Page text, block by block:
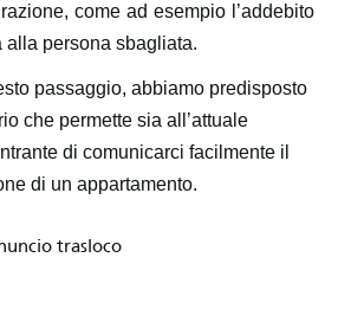
come ad esempio l’addebito
alla persona sbagliata.
passaggio, abbiamo predisposto
che permette sia all’attuale
di comunicarci facilmente il
di un appartamento.
trasloco